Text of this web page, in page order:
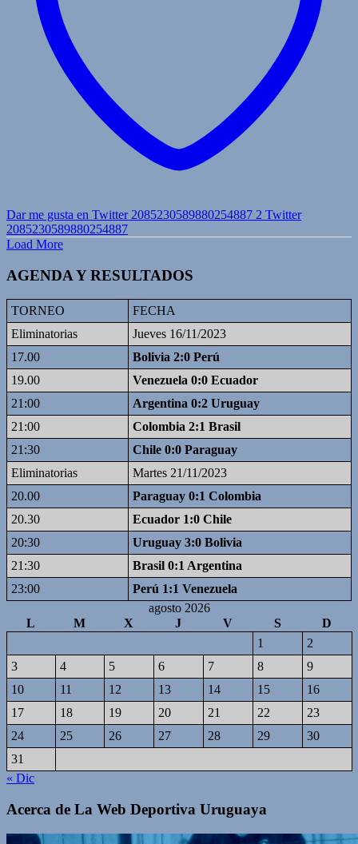
Dar me gusta en Twitter 2085230589880254887 2 Twitter
2085230589880254887
Load More
AGENDA Y RESULTADOS
TORNEO
FECHA
Eliminatorias
Jueves 16/11/2023
17.00
Bolivia 2:0 Perú
19.00
Venezuela 0:0 Ecuador
21:00
Argentina 0:2 Uruguay
21:00
Colombia 2:1 Brasil
21:30
Chile 0:0 Paraguay
Eliminatorias
Martes 21/11/2023
20.00
Paraguay 0:1 Colombia
20.30
Ecuador 1:0 Chile
20:30
Uruguay 3:0 Bolivia
21:30
Brasil 0:1 Argentina
23:00
Perú 1:1 Venezuela
agosto 2026
L
M X J V S
D
1
2
3
4 5 6 7 8
9
10
11 12 13 14 15
16
17
18 19 20 21 22
23
24
25 26 27 28 29
30
31
« Dic
Acerca de La Web Deportiva Uruguaya